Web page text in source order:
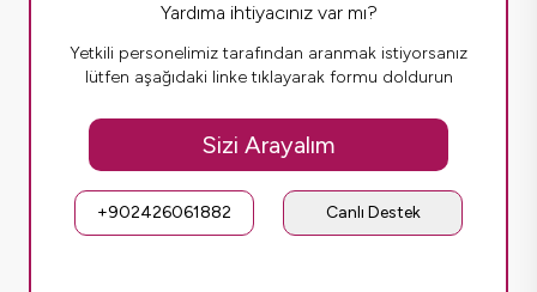
Yardıma ihtiyacınız var mı?
Yetkili personelimiz tarafından aranmak istiyorsanız
lütfen aşağıdaki linke tıklayarak formu doldurun
Sizi Arayalım
+902426061882 Canlı Destek